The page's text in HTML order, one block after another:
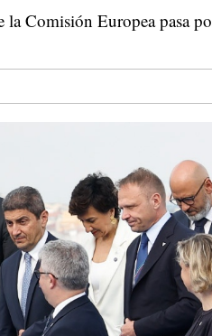
Comisión Europea pasa